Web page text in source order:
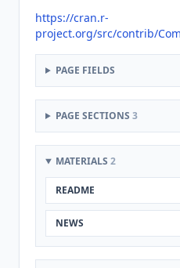
https://cran.r-
project.org/src/contrib/
PAGE FIELDS
PAGE SECTIONS 3
MATERIALS 2
README
NEWS